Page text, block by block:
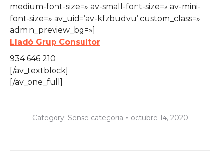
medium-font-size=» av-small-font-size=» av-mini-
font-size=» av_uid=’av-kfzbudvu’ custom_class=»
admin_preview_bg=»]
Lladó Grup Consultor
934 646 210
[/av_textblock]
[/av_one_full]
Category: Sense categoria octubre 14, 2020